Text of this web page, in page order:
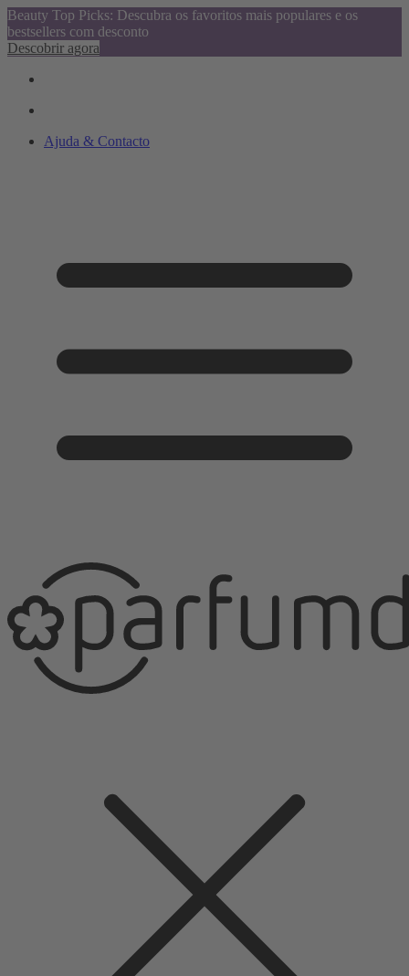
Beauty Top Picks: Descubra os favoritos mais populares e os
bestsellers com desconto
Descobrir agora
Ajuda & Contacto